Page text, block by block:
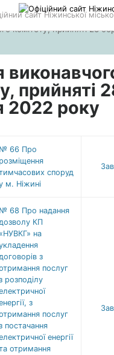
сайт Ніжинської
комітету, прийняті 28
прийняті
2022 року
№ 66 Про
розміщення
споруд
м. Ніжині
№ 68 Про надання
КП
«НУВКГ» на
з
послуг
розподілу
з
послуг
постачання
енергії
отримання